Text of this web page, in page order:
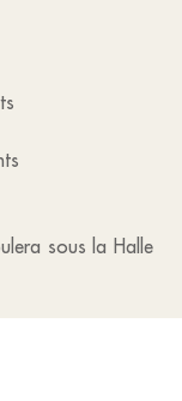
sous la Halle